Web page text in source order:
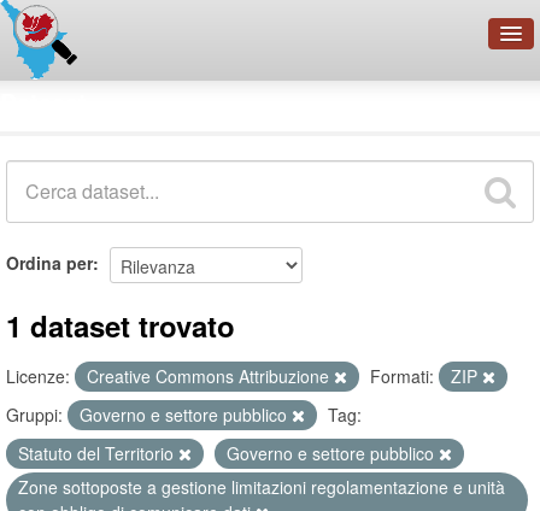
Organizzazioni
Ordina per
1 dataset trovato
Licenze: Creative Commons Attribuzione Formati:
ZIP
Gruppi:
Governo e settore pubblico
Tag:
Statuto del Territorio
Governo e settore pubblico
Zone sottoposte a gestione limitazioni regolamentazione e unità